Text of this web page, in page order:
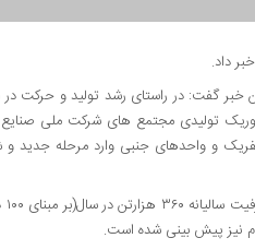
داد.
خبر گفت: در راستای رشد تولید و حرکت
به منظور مصرف ۱ میلیون تن از اسید سولفوریک تولیدی مجتمع های شرکت
و واحدهای جنبی وارد مرحله جدید و
وی